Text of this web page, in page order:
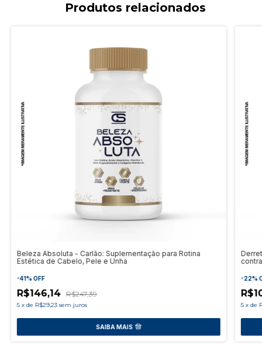
Produtos relacionados
Beleza Absoluta - Carlão: Suplementação para Rotina
Estética de Cabelo, Pele e Unha
-41% OFF
R$146,14 R$247,39
5 xde R$29,23 sem juros
SAIBA MAIS
-22%
5 xde